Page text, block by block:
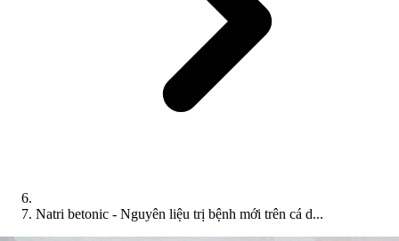
Natri betonic - Nguyên liệu trị bệnh mới trên cá d...